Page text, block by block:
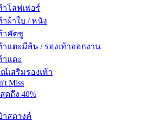
าโลฟเฟอร์
าผ้าใบ / หนัง
าคัตชู
าแตะมีส้น / รองเท้าออกงาน
าแตะ
เสริมรองเท้า
Miss
ดถึง 40%
าสตางค์